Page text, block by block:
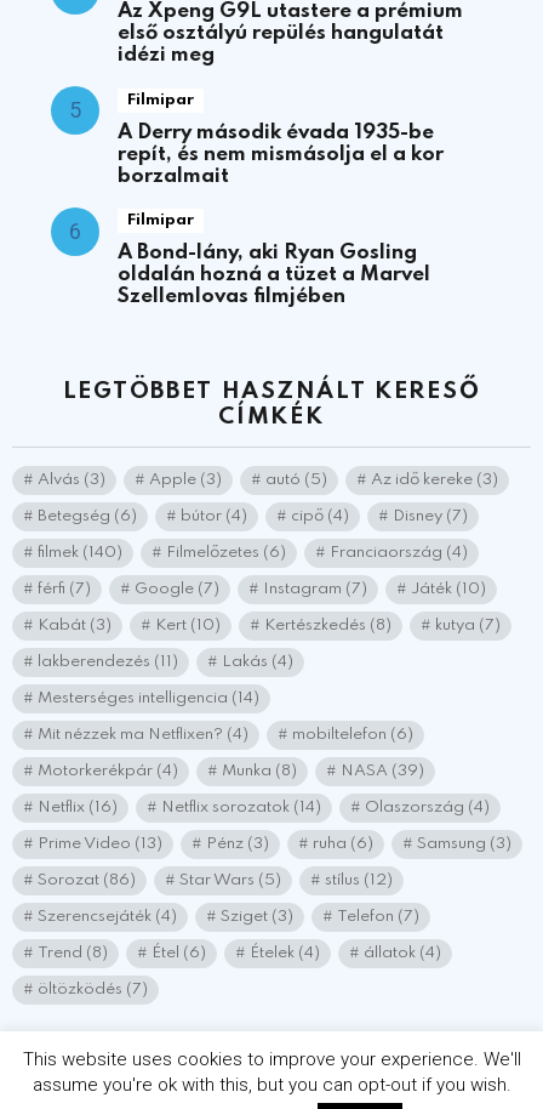
Az Xpeng G9L utastere a prémium
első osztályú repülés hangulatát
idézi meg
Filmipar
A Derry második évada 1935-be
repít, és nem mismásolja el a kor
borzalmait
Filmipar
A Bond-lány, aki Ryan Gosling
oldalán hozná a tüzet a Marvel
Szellemlovas filmjében
LEGTÖBBET HASZNÁLT KERESŐ
CÍMKÉK
Alvás (3) Apple (3) autó (5) Az idő kereke (3)
Betegség (6) bútor (4) cipő (4) Disney (7)
filmek (140) Filmelőzetes (6) Franciaország (4)
férfi (7) Google (7) Instagram (7) Játék (10)
Kabát (3) Kert (10) Kertészkedés (8) kutya (7)
lakberendezés (11) Lakás (4)
Mesterséges intelligencia (14)
Mit nézzek ma Netflixen? (4) mobiltelefon (6)
Motorkerékpár (4) Munka (8) NASA (39)
Netflix (16) Netflix sorozatok (14) Olaszország (4)
Prime Video (13) Pénz (3) ruha (6) Samsung (3)
Sorozat (86) Star Wars (5) stílus (12)
Szerencsejáték (4) Sziget (3) Telefon (7)
Trend (8) Étel (6) Ételek (4) állatok (4)
öltözködés (7)
© 2026 Minden jog fenntartva! chatlakozz.hu
This website uses cookies to improve your experience. We'll
assume you're ok with this, but you can opt-out if you wish.